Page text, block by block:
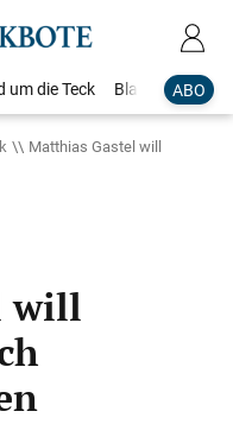
ABO
um die Teck Blaulicht
Matthias Gastel will
will